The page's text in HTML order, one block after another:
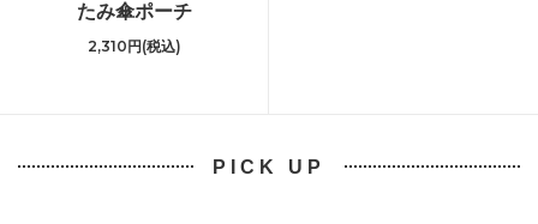
たみ傘ポーチ
2,310円(税込)
PICK UP